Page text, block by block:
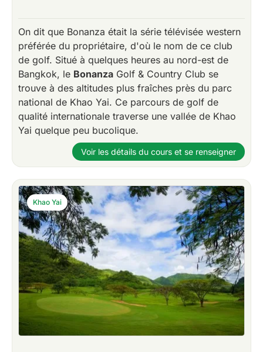
On dit que Bonanza était la série télévisée western
préférée du propriétaire, d'où le nom de ce club
de golf. Situé à quelques heures au nord-est de
Bangkok, le Bonanza Golf & Country Club se
trouve à des altitudes plus fraîches près du parc
national de Khao Yai. Ce parcours de golf de
qualité internationale traverse une vallée de Khao
Yai quelque peu bucolique.
Voir les détails du cours et se renseigner
Khao Yai